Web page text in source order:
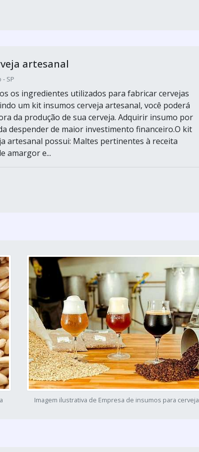
artesanal
- SP
os ingredientes utilizados para fabricar cervejas
um kit insumos cerveja artesanal, você poderá
da produção de sua cerveja. Adquirir insumo por
despender de maior investimento financeiro.O kit
artesanal possui: Maltes pertinentes à receita
amargor e...
Imagem ilustrativa de Empresa de insumos para cerveja